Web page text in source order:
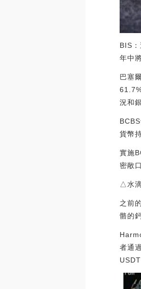
BIS
年中
巴塞
況和
貨幣
實施
密敞
△水
之前
骼的
者通